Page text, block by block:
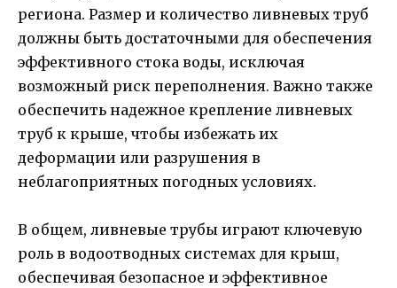
региона. Размер и количество ливневых труб
должны быть достаточными для обеспечения
эффективного стока воды, исключая
возможный риск переполнения. Важно также
обеспечить надежное крепление ливневых
труб к крыше, чтобы избежать их
деформации или разрушения в
неблагоприятных погодных условиях.
В общем, ливневые трубы играют ключевую
роль в водоотводных системах для крыш,
обеспечивая безопасное и эффективное